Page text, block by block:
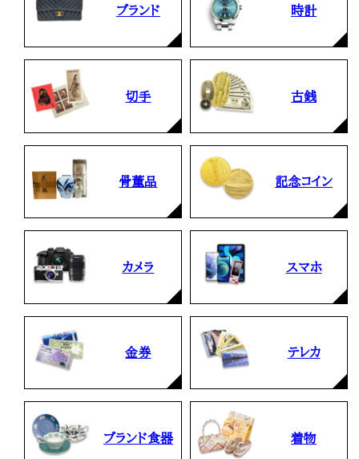
ブランド 時計
切手 古銭
骨董品 記念コイン
カメラ スマホ
金券 テレカ
ブランド食器 着物